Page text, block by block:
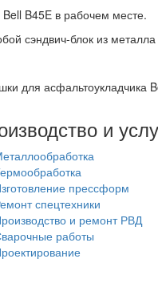
B45E в рабочем месте.
сэндвич-блок из
для асфальтоукладчика
и
прессформ
спецтехники
и ремонт РВД
работы